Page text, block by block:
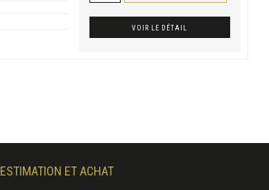
VOIR LE DÉTAIL
ESTIMATION ET ACHAT